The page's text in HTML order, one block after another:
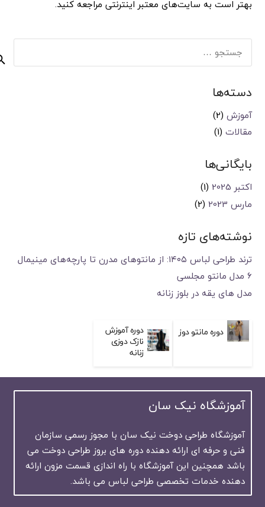
بهتر است به سایت‌های معتبر اینترنتی مراجعه کنید.
برای:
دسته‌ها
آموزش (2)
مقالات (1)
بایگانی‌ها
اکتبر 2025
(1)
مارس 2023
(2)
نوشته‌های تازه
ترند طراحی لباس ۱۴۰۵: از مانتوهای مدرن تا پارچه‌های مینیمال
6 مدل مانتو مجلسی
مدل های یقه در بلوز زنانه
دوره مانتو دوز دوره آموزش
نازک دوزی
زنانه
آموزشگاه نیک سان
آموزشگاه طراحی دوخت نیک سان با مجوز رسمی سازمان
فنی و حرفه ای ارائه دهنده دوره های بروز طراحی دوخت می
باشد همچنین این آموزشگاه با راه اندازی قسمت مزون ارائه
دهنده خدمات تخصصی طراحی لباس می باشد.